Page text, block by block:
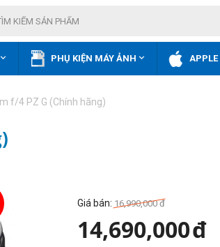
 PHỤ KIỆN MÁY ẢNH  APPLE
f/4 PZ G (Chính hãng)
Giá bán: 16,990,000 đ
14,690,000đ